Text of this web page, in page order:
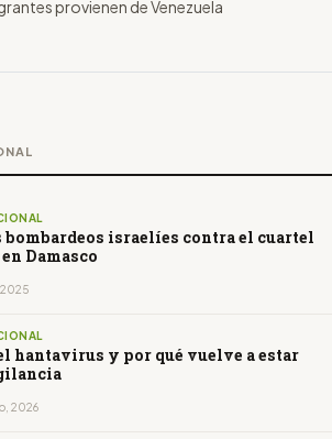
provienen de Venezuela
bombardeos israelíes contra el cuartel
Damasco
hantavirus y por qué vuelve a estar
2026